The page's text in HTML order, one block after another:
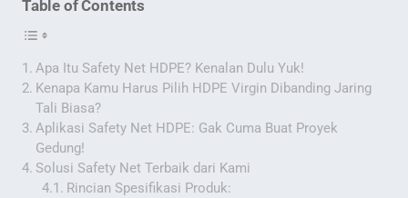
Table of Contents
Apa Itu Safety Net HDPE? Kenalan Dulu Yuk!
Kenapa Kamu Harus Pilih HDPE Virgin Dibanding Jaring
Tali Biasa?
Aplikasi Safety Net HDPE: Gak Cuma Buat Proyek
Gedung!
Solusi Safety Net Terbaik dari Kami
Rincian Spesifikasi Produk: